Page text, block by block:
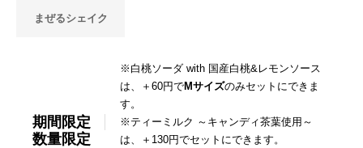
まぜるシェイク
期間限定
数量限定
※白桃ソーダ with 国産白桃&レモンソース
は、＋60円でMサイズのみセットにできま
す。
※ティーミルク ～キャンディ茶葉使用～
は、＋130円でセットにできます。